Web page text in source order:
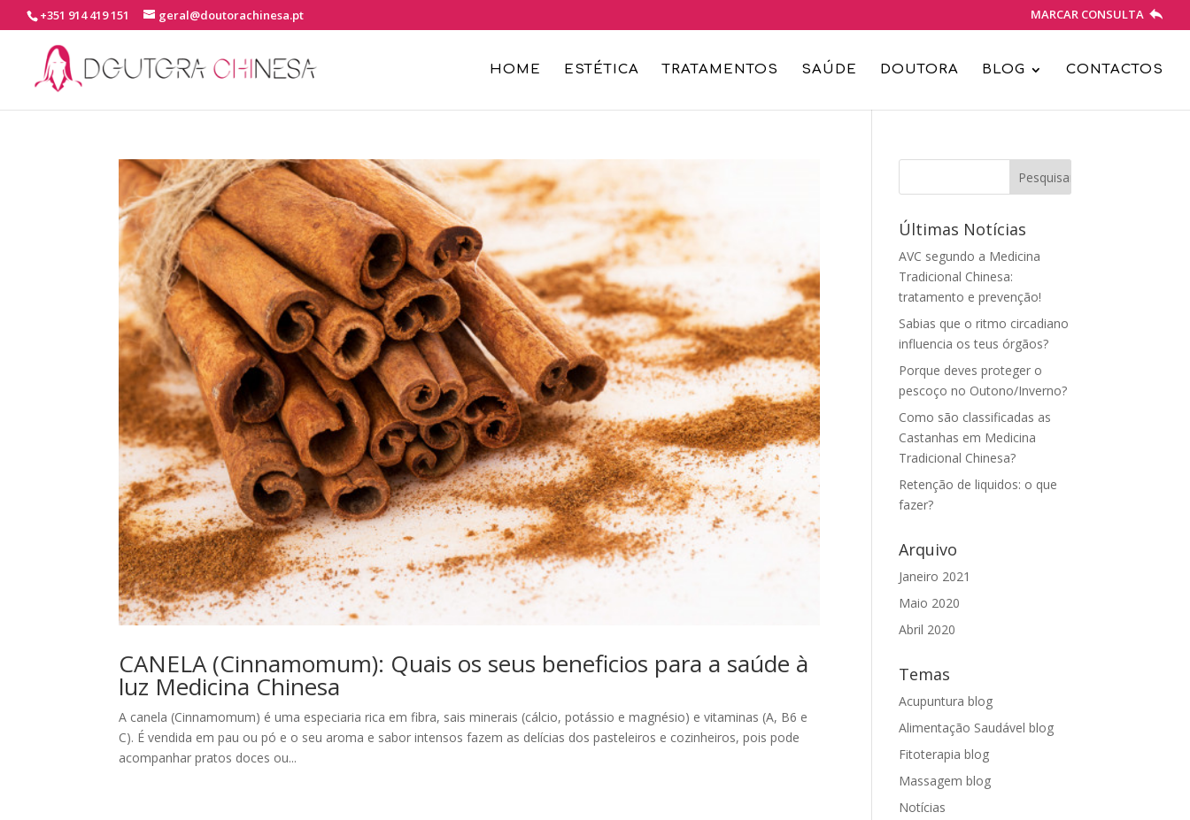
+351 914 419 151 geral@doutorachinesa.pt MARCAR CONSULTA
HOME ESTÉTICA TRATAMENTOS SAÚDE DOUTORA BLOG CONTACTOS
CANELA (Cinnamomum): Quais os seus beneficios para a saúde à
luz Medicina Chinesa
A canela (Cinnamomum) é uma especiaria rica em fibra, sais minerais (cálcio, potássio e magnésio) e vitaminas (A, B6 e
C). É vendida em pau ou pó e o seu aroma e sabor intensos fazem as delícias dos pasteleiros e cozinheiros, pois pode
acompanhar pratos doces ou...
Últimas Notícias
AVC segundo a Medicina
Tradicional Chinesa:
tratamento e prevenção!
Sabias que o ritmo circadiano
influencia os teus órgãos?
Porque deves proteger o
pescoço no Outono/Inverno?
Como são classificadas as
Castanhas em Medicina
Tradicional Chinesa?
Retenção de liquidos: o que
fazer?
Arquivo
Janeiro 2021
Maio 2020
Abril 2020
Temas
Acupuntura blog
Alimentação Saudável blog
Fitoterapia blog
Massagem blog
Notícias